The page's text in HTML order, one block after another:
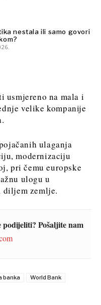
nestala ili samo govori
usmjereno na mala i
velike kompanije
ulaganja
modernizaciju
pri čemu europske
ulogu u
zemlje.
Pošaljite nam
banka
World Bank